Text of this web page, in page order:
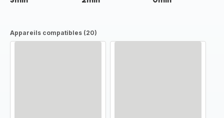
Appareils compatibles (20)